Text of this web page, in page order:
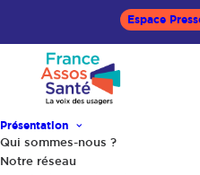
Espace
Présentation
Qui sommes-nous ?
Notre réseau
Accueil